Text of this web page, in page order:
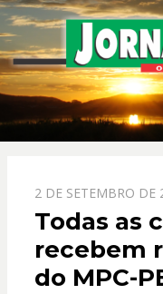
PPOSTADO
EM
2 DE SETEMBRO DE
Todas as
recebem
do MPC-